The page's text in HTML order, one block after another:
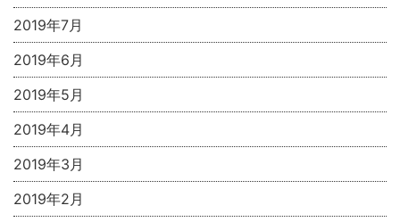
2019年7月
2019年6月
2019年5月
2019年4月
2019年3月
2019年2月